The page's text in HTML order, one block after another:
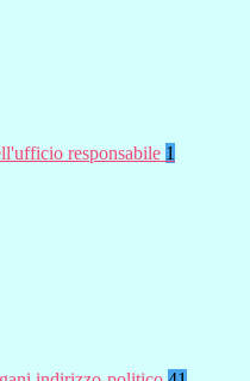
responsabile 1